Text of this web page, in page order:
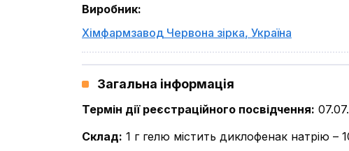
Виробник:
Хімфармзавод Червона зірка, Україна
Загальна інформація
Термін дії реєстраційного посвідчення:
Склад: 1 г гелю містить диклофенак натрію –